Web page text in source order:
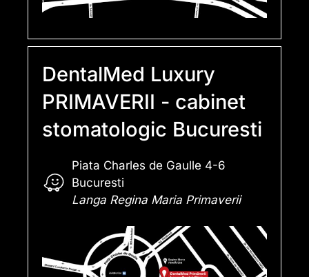
DentalMed Luxury
PRIMAVERII - cabinet
stomatologic Bucuresti
Piata Charles de Gaulle 4-6
Bucuresti
Langa Regina Maria Primaverii